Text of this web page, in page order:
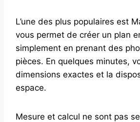
L’une des plus populaires est
vous permet de créer un plan
simplement en prenant des
pièces. En quelques minutes,
dimensions exactes et la
espace.
Mesure et calcul ne sont pas